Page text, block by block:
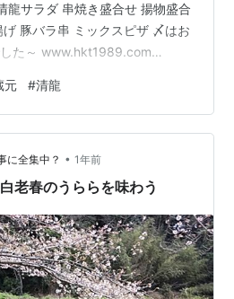
龍サラダ 串焼き盛合せ 揚物盛合
豚バラ串 ミックスピザ 〆はお
た～ www.hkt1989.com
元 #清龍
に全集中？ • 1年前
老春のうららを味わう